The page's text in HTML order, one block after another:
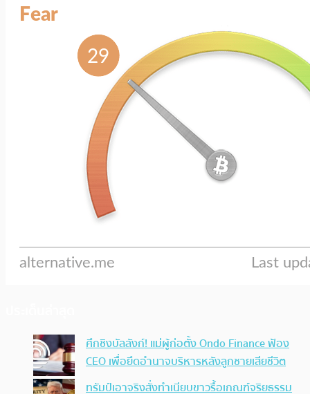
ศึกชิงบัลลังก์! แม่ผู้ก่อตั้ง Ondo Finance ฟ้อง
CEO เพื่อยึดอำนาจบริหารหลังลูกชายเสียชีวิต
ทรัมป์เอาจริง สั่งทำเนียบขาวรื้อเกณฑ์จริยธรรม